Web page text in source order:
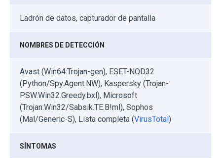
Ladrón de datos, capturador de pantalla
NOMBRES DE DETECCIÓN
Avast (Win64:Trojan-gen), ESET-NOD32
(Python/Spy.Agent.NW), Kaspersky (Trojan-
PSW.Win32.Greedy.bxl), Microsoft
(Trojan:Win32/Sabsik.TE.B!ml), Sophos
(Mal/Generic-S), Lista completa (VirusTotal)
SÍNTOMAS